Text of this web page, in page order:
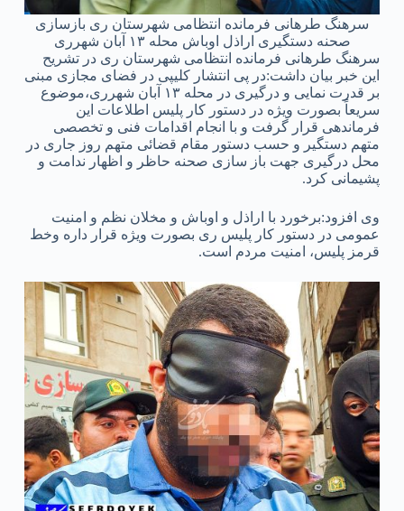
سرهنگ طرهانی فرمانده انتظامی شهرستان ری بازسازی
صحنه دستگیری اراذل اوباش محله ۱۳ آبان شهرری
سرهنگ طرهانی فرمانده انتظامی شهرستان ری در تشریح
این خبر بیان داشت:در پی انتشار کلیپی در فضای مجازی مبنی
بر قدرت نمایی و درگیری در محله ۱۳ آبان شهرری،موضوع
سریعاً بصورت ویژه در دستور کار پلیس اطلاعات این
فرماندهی قرار گرفت و با انجام اقدامات فنی و تخصصی
متهم دستگیر و حسب دستور مقام قضائی متهم روز جاری در
محل درگیری جهت باز سازی صحنه حاظر و اظهار ندامت و
پشیمانی کرد.
وی افزود:برخورد با اراذل و اوباش و مخلان نظم و امنیت
عمومی در دستور کار پلیس ری بصورت ویژه قرار داره وخط
قرمز پلیس، امنیت مردم است.